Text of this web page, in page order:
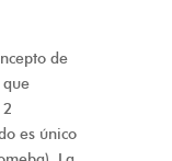
de
que
es único